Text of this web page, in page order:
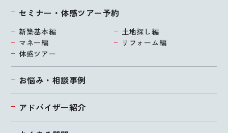
お悩み・相談事例
アドバイザー紹介
セミナー・体感ツアー予約
新築基本編
土地探し編
マネー編
リフォーム編
体感ツアー